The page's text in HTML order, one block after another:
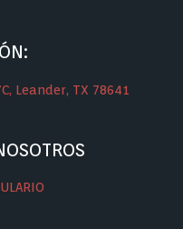
Leander, TX 78641